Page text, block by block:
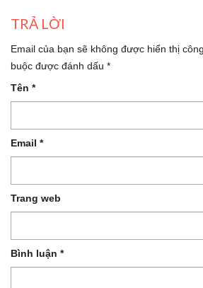
TRẢ LỜI
Email của bạn sẽ không được hiển thị
buộc được đánh dấu *
Tên *
Email *
Trang web
Bình luận *